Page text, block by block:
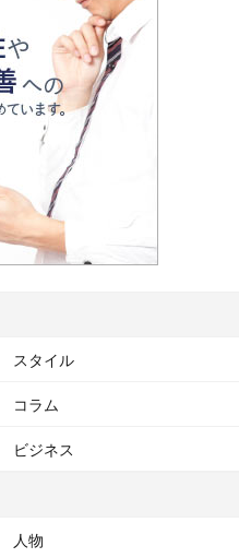
スタイル
コラム
ビジネス
人物